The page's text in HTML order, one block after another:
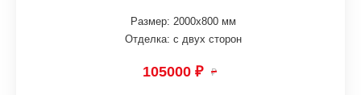
Размер: 2000х800 мм
Отделка: с двух сторон
105000 ₽ ₽